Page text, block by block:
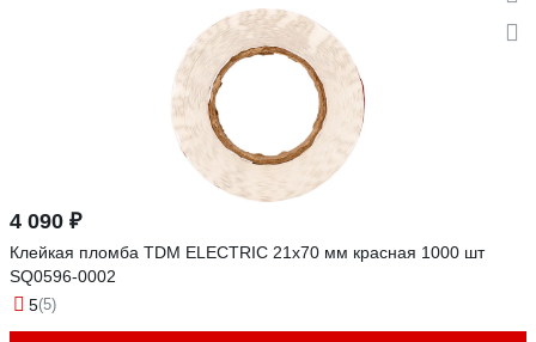
4 090 ₽
Клейкая пломба TDM ELECTRIC 21x70 мм красная 1000 шт
SQ0596-0002
5(5)